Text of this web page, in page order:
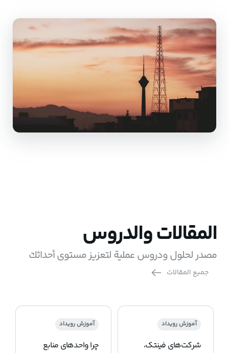
المقالات والدروس
مصدر لحلول ودروس عملية لتعزيز مستوى أحداثك
جميع المقالات
آموزش رویداد
شرکت‌های فینتک،
آموزش رویداد
چرا واحدهای منابع